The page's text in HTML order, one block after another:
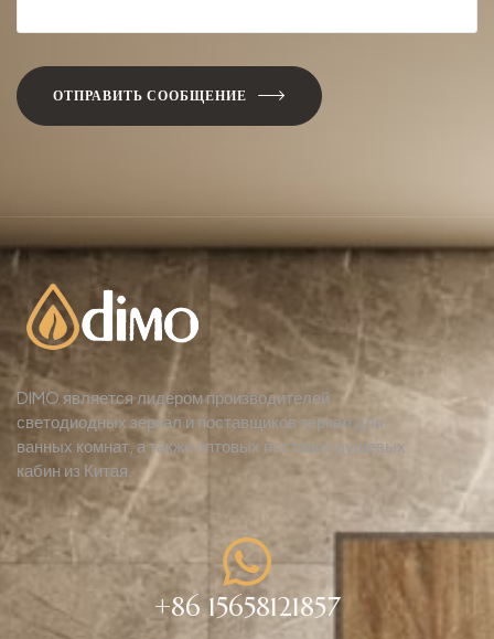
ОТПРАВИТЬ СООБЩЕНИЕ
DIMO является лидером производителей
светодиодных зеркал и поставщиков зеркал для
ванных комнат, а также оптовых поставок душевых
кабин из Китая.
+86 15658121857